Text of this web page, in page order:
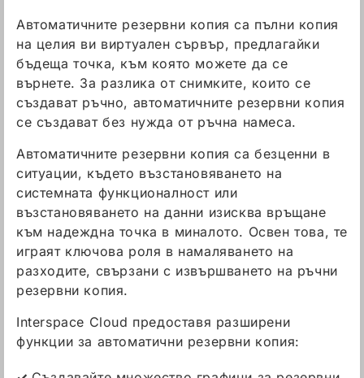
Автоматичните резервни копия са пълни копия
на целия ви виртуален сървър, предлагайки
бъдеща точка, към която можете да се
върнете. За разлика от снимките, които се
създават ръчно, автоматичните резервни копия
се създават без нужда от ръчна намеса.
Автоматичните резервни копия са безценни в
ситуации, където възстановяването на
системната функционалност или
възстановяването на данни изисква връщане
към надеждна точка в миналото. Освен това, те
играят ключова роля в намаляването на
разходите, свързани с извършването на ръчни
резервни копия.
Interspace Cloud предоставя разширени
функции за автоматични резервни копия: